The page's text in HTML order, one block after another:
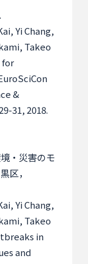
Yi Chang,
Takeo
for
&
31, 2018.
・災害のモ
区，
Yi Chang,
Takeo
in
and